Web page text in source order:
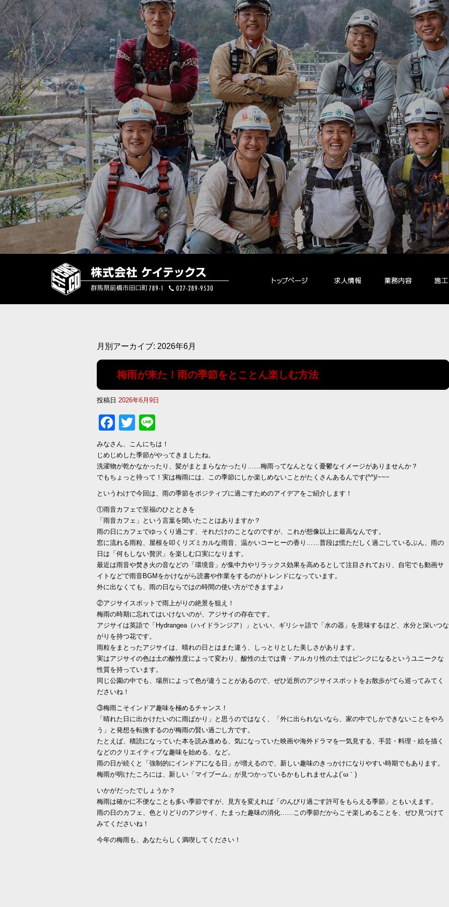
月別アーカイブ: 2026年6月
梅雨が来た！雨の季節をとことん楽しむ方法
投稿日 2026年6月9日
Facebook
Twitter
みなさん、こんにちは！
じめじめした季節がやってきましたね。
洗濯物が乾かなかったり、髪がまとまらなかったり……梅雨ってなんとなく憂鬱なイメージがありませんか？
でもちょっと待って！実は梅雨には、この季節にしか楽しめないことがたくさんあるんです(^^)/~~~
というわけで今回は、雨の季節をポジティブに過ごすためのアイデアをご紹介します！
①雨音カフェで至福のひとときを
「雨音カフェ」という言葉を聞いたことはありますか？
雨の日にカフェでゆっくり過ごす、それだけのことなのですが、これが想像以上に最高なんです。
窓に流れる雨粒、屋根を叩くリズミカルな雨音、温かいコーヒーの香り……普段は慌ただしく過ごしているぶん、雨の
日は「何もしない贅沢」を楽しむ口実になります。
最近は雨音や焚き火の音などの「環境音」が集中力やリラックス効果を高めるとして注目されており、自宅でも動画サ
イトなどで雨音BGMをかけながら読書や作業をするのがトレンドになっています。
外に出なくても、雨の日ならではの時間の使い方ができますよ♪
②アジサイスポットで雨上がりの絶景を狙え！
梅雨の時期に忘れてはいけないのが、アジサイの存在です。
アジサイは英語で「Hydrangea（ハイドランジア）」といい、ギリシャ語で「水の器」を意味するほど、水分と深いつな
がりを持つ花です。
雨粒をまとったアジサイは、晴れの日とはまた違う、しっとりとした美しさがあります。
実はアジサイの色は土の酸性度によって変わり、酸性の土では青・アルカリ性の土ではピンクになるというユニークな
性質を持っています。
同じ公園の中でも、場所によって色が違うことがあるので、ぜひ近所のアジサイスポットをお散歩がてら巡ってみてく
ださいね！
③梅雨こそインドア趣味を極めるチャンス！
「晴れた日に出かけたいのに雨ばかり」と思うのではなく、「外に出られないなら、家の中でしかできないことをやろ
う」と発想を転換するのが梅雨の賢い過ごし方です。
たとえば、積読になっていた本を読み進める、気になっていた映画や海外ドラマを一気見する、手芸・料理・絵を描く
などのクリエイティブな趣味を始める、など。
雨の日が続くと「強制的にインドアになる日」が増えるので、新しい趣味のきっかけになりやすい時期でもあります。
梅雨が明けたころには、新しい「マイブーム」が見つかっているかもしれませんよ(´ω｀)
いかがだったでしょうか？
梅雨は確かに不便なことも多い季節ですが、見方を変えれば「のんびり過ごす許可をもらえる季節」ともいえます。
雨の日のカフェ、色とりどりのアジサイ、たまった趣味の消化……この季節だからこそ楽しめることを、ぜひ見つけて
みてくださいね！
今年の梅雨も、あなたらしく満喫してください！